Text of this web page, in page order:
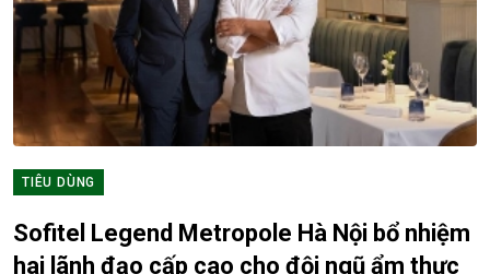
TIÊU DÙNG
Sofitel Legend Metropole Hà Nội bổ nhiệm
hai lãnh đạo cấp cao cho đội ngũ ẩm thực